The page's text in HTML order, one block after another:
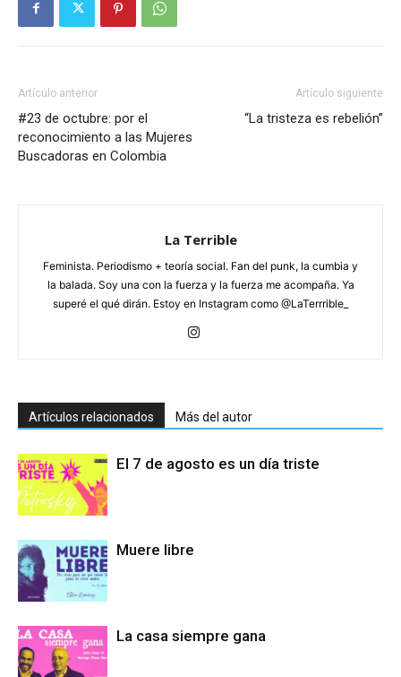
Artículo anterior
#23 de octubre: por el
reconocimiento a las Mujeres
Buscadoras en Colombia
Artículo siguiente
“La tristeza es rebelión”
La Terrible
Feminista. Periodismo + teoría social. Fan del punk, la cumbia y
la balada. Soy una con la fuerza y la fuerza me acompaña. Ya
superé el qué dirán. Estoy en Instagram como @LaTerrrible_
Artículos relacionados Más del autor
El 7 de agosto es un día triste
Muere libre
La casa siempre gana